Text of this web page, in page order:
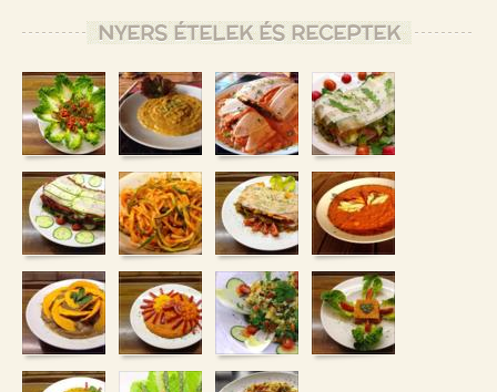
NYERS ÉTELEK ÉS RECEPTEK